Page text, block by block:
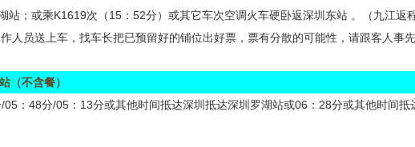
站；或乘K1619次（15：52分）或其它车次空调火车硬卧返深圳东站 。（九江返
人员送上车，找车长把已预留好的铺位出好票，票有分散的可能性，请跟客人事先
（不含餐）
：48分/05：13分或其他时间抵达深圳抵达深圳罗湖站或06：28分或其他时间